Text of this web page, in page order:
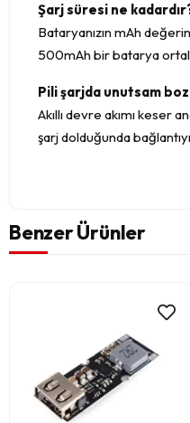
Şarj süresi ne
Bataryanızın mAh
500mAh bir batarya
Pili şarjda unutsam
Akıllı devre akımı keser
şarj dolduğunda
Benzer Ürünler